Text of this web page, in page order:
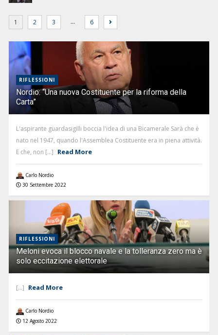
1 2 3 … 6
RIFLESSIONI
Nordio: “Una nuova Costituente per la riforma della
Carta”
L'aspirante guardasigilli boccia l'idea di una Bicamerale Sarà che è
nato nel 1947, quando l'Assemblea Costituente era in piena attività.
E che, non [...] Read More
Carlo Nordio
30 Settembre 2022
RIFLESSIONI
Meloni evoca il blocco navale e la tolleranza zero ma è
solo eccitazione elettorale
[...] Read More
Carlo Nordio
12 Agosto 2022